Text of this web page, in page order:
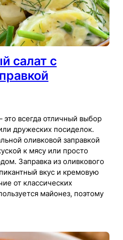
салат с
всегда отличный выбор
дружеских посиделок.
оливковой заправкой
к мясу или просто
Заправка из оливкового
вкус и кремовую
от классических
майонез, поэтому